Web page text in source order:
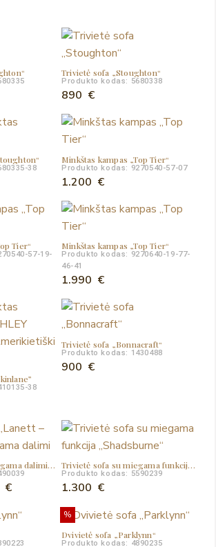
Trivietė sofa „Stoughton“
Produkto kodas: 5680338
890 €
38
Minkštas kampas „Top Tier“
Produkto kodas: 9270540-57-07
1.200 €
Tier“
57-19-
Minkštas kampas „Top Tier“
Produkto kodas: 9270640-19-77-
46-41
1.990 €
38
Trivietė sofa „Bonnacraft“
Produkto kodas: 1430488
900 €
Trivietė sofa su miegama dalimi„Lanett – Barley“
€Current
is:
1.330 €.
Trivietė sofa su miegama funkcija „Shadsburne“
Produkto kodas: 5590239
1.300 €
%
Dvivietė sofa „Parklynn“
Produkto kodas: 4890235